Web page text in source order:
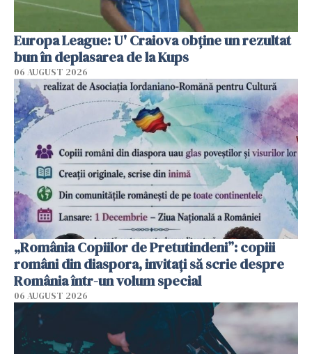
Europa League: U' Craiova obține un rezultat
bun în deplasarea de la Kups
06 AUGUST 2026
„România Copiilor de Pretutindeni”: copiii
români din diaspora, invitați să scrie despre
România într-un volum special
06 AUGUST 2026